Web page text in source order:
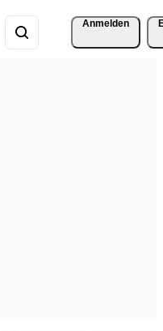
Anmelden